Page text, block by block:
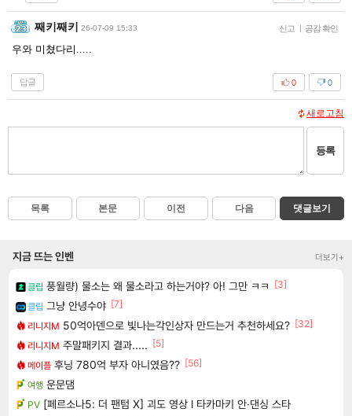
째키째키 26-07-09 15:33 신고 | 공감 확인
우와 미쳤다리.....
답글 0
0
새로고침
등록
목록 본문 이전 다음 댓글보기
지금 뜨는 인벤 더보기+
클립 풍월량) 물소는 왜 물소라고 하는거야? 아! 그만 ㅋㅋ
[3]
클립 그냥 안녕수야 [7]
리니지M 50억아덴으로 빛나는각인상자 만드는거 추천하세요? [32]
리니지M 주말패키지 결과..... [5]
메이플 후닝 780억 부자 아니였음?? [56]
여행 운문댐
PV [페르소나5: 더 팬텀 X] 괴도 영상 l 타카마키 안·댄싱 스타